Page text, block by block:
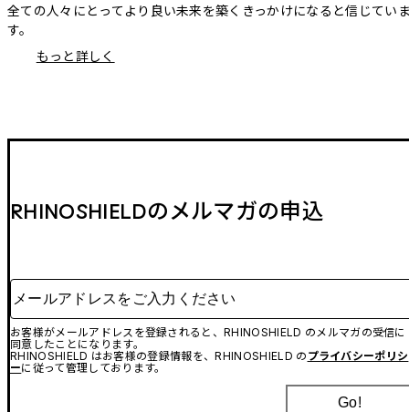
全ての人々にとってより良い未来を築くきっかけになると信じてい
す。
もっと詳しく
RHINOSHIELDのメルマガの申込
メールアドレスをご入力ください
お客様がメールアドレスを登録されると、RHINOSHIELD のメルマガの受信に
同意したことになります。
RHINOSHIELD はお客様の登録情報を、RHINOSHIELD の プライバシーポリシ
ーに従って管理しております。
Go!